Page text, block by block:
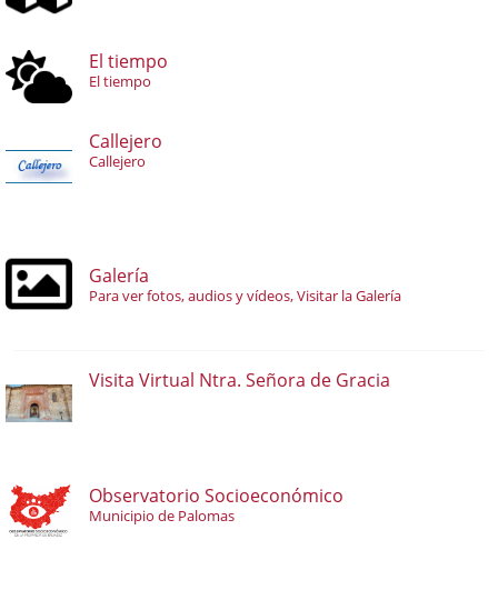
El tiempo
El tiempo
Callejero
Callejero
Galería
Para ver fotos, audios y vídeos, Visitar la Galería
Visita Virtual Ntra. Señora de Gracia
Observatorio Socioeconómico
Municipio de Palomas